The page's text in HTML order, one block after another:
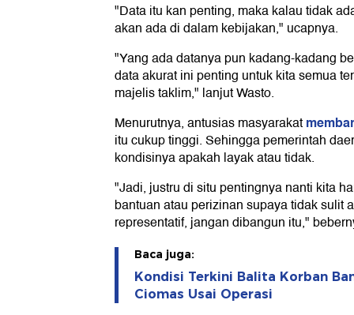
"Data itu kan penting, maka kalau tidak
akan ada di dalam kebijakan," ucapnya.
"Yang ada datanya pun kadang-kadang
data akurat ini penting untuk kita semua
majelis taklim," lanjut Wasto.
Menurutnya, antusias masyarakat
itu cukup tinggi. Sehingga pemerintah
kondisinya apakah layak atau tidak.
"Jadi, justru di situ pentingnya nanti kita
bantuan atau perizinan supaya tidak sulit
representatif, jangan dibangun itu,"
Baca juga:
Kondisi Terkini Balita Korban
Ciomas Usai Operasi